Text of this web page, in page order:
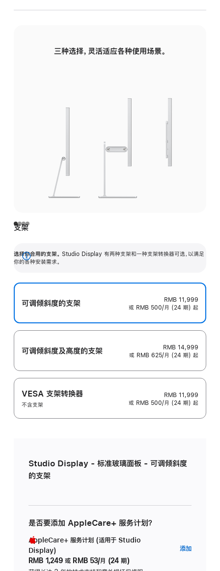
三种选择，灵活适应各种使用场景。
支架
选择你合用的支架。 Studio Display 有两种支架和一种支架转换器可选，以满足
你的各种安装需求。
展
可调倾斜度的支架
RMB 11,999
或 RMB 500/月 (24 期) 起
可调倾斜度及高‍度的支‍架
RMB 14,999
或 RMB 625/月 (24 期) 起
VESA 支架转换器
不含支架
RMB 11,999
或 RMB 500/月 (24 期) 起
Studio Display - 标准玻璃面板 - 可调倾斜度
的支架
是否要添加 AppleCare+ 服务计划？
AppleCare+ 服务计划 (适用于 Studio
Display)
RMB 1,249 或 RMB 53/月 (24 期)
添加